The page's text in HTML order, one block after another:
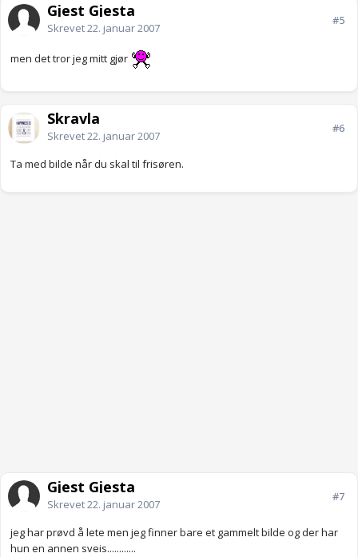
Gjest Gjesta
Skrevet22. januar 2007
#5
men det tror jeg mitt gjør
Skravla
Skrevet22. januar 2007
#6
Ta med bilde når du skal til frisøren.
Gjest Gjesta
Skrevet22. januar 2007
#7
jeg har prøvd å lete men jeg finner bare et gammelt bilde og der har
hun en annen sveis............